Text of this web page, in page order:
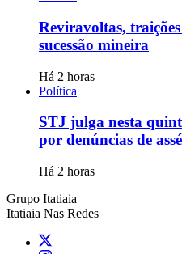
Reviravoltas,
sucessão mineira
Há 2 horas
Política
STJ julga nesta
por denúncias de
Há 2 horas
Grupo Itatiaia
Itatiaia Nas Redes